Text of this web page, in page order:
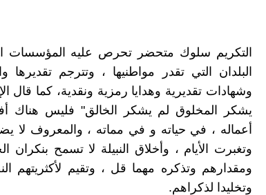
التكريم سلوك متحضر تحرص عليه المؤسسات
البلدان التي تقدر مواطنيها ، وتترجم تقديرها
وشهادات تقديرية وهدايا رمزية ونقدية، كما قال
يشكر المخلوق لم يشكر الخالق" فليس هناك
أعماله ، في حياته و في مماته ، والمعروف لا
وتغبرت الأيام ، وأخلاق النبيلة لا تسمح
ومقدارهم وتذكره مهما قل ، وتقيم لأكثريتهم
وتخليدا لذكراهم.